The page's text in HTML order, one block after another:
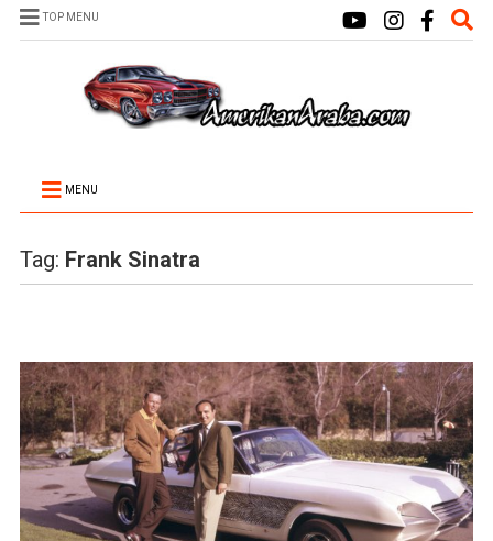
TOP MENU
MENU
Tag: Frank Sinatra